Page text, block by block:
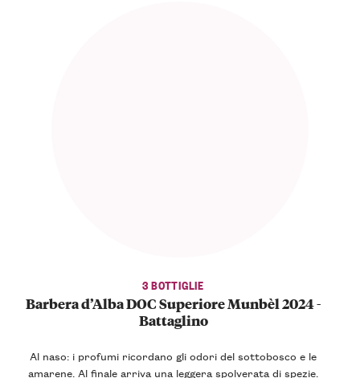
3 BOTTIGLIE
Barbera d’Alba DOC Superiore Munbèl 2024 -
Battaglino
Al naso: i profumi ricordano gli odori del sottobosco e le
amarene. Al finale arriva una leggera spolverata di spezie.